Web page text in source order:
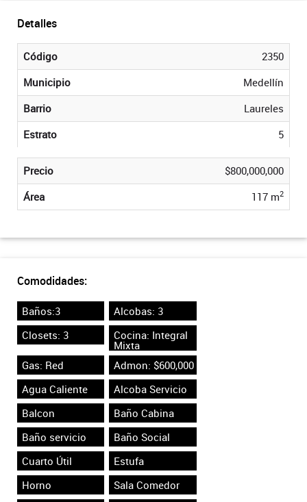
Detalles
Código
2350
Municipio
Medellín
Barrio
Laureles
Estrato
5
Precio
$800,000,000
Área
117 m2
Comodidades:
Baños:3
Alcobas: 3
Closets: 3
Cocina: Integral
Mixta
Gas: Red
Admon: $600,000
Agua Caliente
Alcoba Servicio
Balcon
Baño Cabina
Baño servicio
Baño Social
Cuarto Útil
Estufa
Horno
Sala Comedor